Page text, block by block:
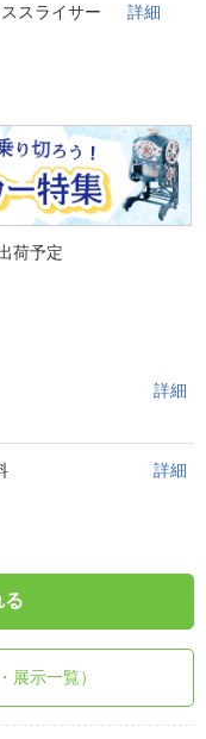
ススライサー 詳細
荷予定
詳細
詳細
る
展示一覧）